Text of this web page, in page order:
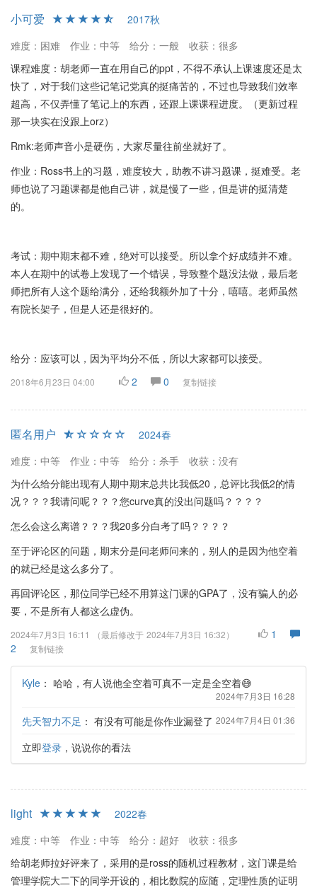
小可爱
2017秋
难度：困难
作业：中等 给分：一般
收获：很多
课程难度：胡老师一直在用自己的ppt，不得不承认上课速度还是太
快了，对于我们这些记笔记党真的挺痛苦的，不过也导致我们效率
超高，不仅弄懂了笔记上的东西，还跟上课课程进度。（更新过程
那一块实在没跟上orz）
Rmk:老师声音小是硬伤，大家尽量往前坐就好了。
作业：Ross书上的习题，难度较大，助教不讲习题课，挺难受。老
师也说了习题课都是他自己讲，就是慢了一些，但是讲的挺清楚
的。
考试：期中期末都不难，绝对可以接受。所以拿个好成绩并不难。
本人在期中的试卷上发现了一个错误，导致整个题没法做，最后老
师把所有人这个题给满分，还给我额外加了十分，嘻嘻。老师虽然
有院长架子，但是人还是很好的。
给分：应该可以，因为平均分不低，所以大家都可以接受。
2018年6月23日 04:00 2 0 复制链接
匿名用户
2024春
难度：中等
作业：中等 给分：杀手
收获：没有
为什么给分能出现有人期中期末总共比我低20，总评比我低2的情
况？？？我请问呢？？？您curve真的没出问题吗？？？？
怎么会这么离谱？？？我20多分白考了吗？？？？
至于评论区的问题，期末分是问老师问来的，别人的是因为他空着
的就已经是这么多分了。
再回评论区，那位同学已经不用算这门课的GPA了，没有骗人的必
要，不是所有人都这么虚伪。
2024年7月3日 16:11 （最后修改于 2024年7月3日 16:32）
1
2
复制链接
Kyle ： 哈哈，有人说他全空着可真不一定是全空着😅
2024年7月3日 16:28
先天智力不足 ： 有没有可能是你作业漏登了 2024年7月4日 01:36
立即登录 ，说说你的看法
light
2022春
难度：中等
作业：中等 给分：超好
收获：很多
给胡老师拉好评来了，采用的是ross的随机过程教材，这门课是给
管理学院大二下的同学开设的，相比数院的应随，定理性质的证明